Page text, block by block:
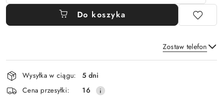
Do koszyka
Zostaw telefon
Wyślij
Dostępność
i
dostawa
Wysyłka w ciągu:
5 dni
Cena przesyłki:
16